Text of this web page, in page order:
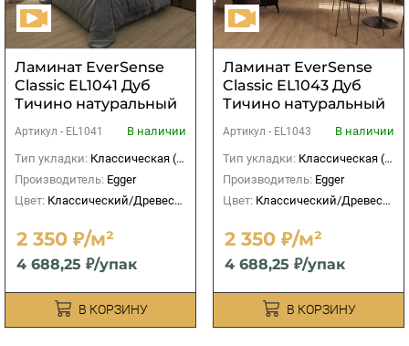
Ламинат EverSense
Classic EL1041 Дуб
Тичино натуральный
Артикул - EL1041
В наличии
Тип укладки: Классическая (прямая)
Производитель: Egger
Цвет: Классический/Древесный
2 350 ₽/м²
4 688,25 ₽/упак
В КОРЗИНУ
Ламинат EverSense
Classic EL1043 Дуб
Тичино натуральный
Артикул - EL1043
В наличии
Тип укладки: Классическая (прямая)
Производитель: Egger
Цвет: Классический/Древесный
2 350 ₽/м²
4 688,25 ₽/упак
В КОРЗИНУ